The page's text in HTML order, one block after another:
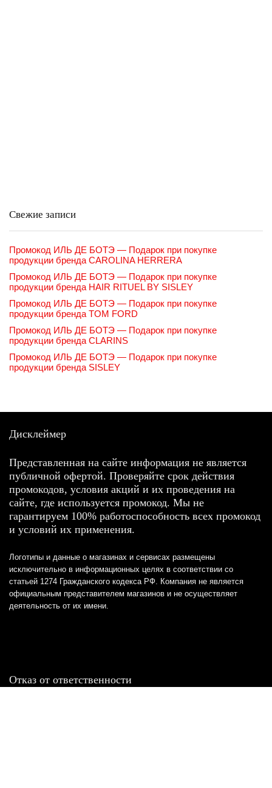
Свежие записи
Промокод ИЛЬ ДЕ БОТЭ — Подарок при покупке
продукции бренда CAROLINA HERRERA
Промокод ИЛЬ ДЕ БОТЭ — Подарок при покупке
продукции бренда HAIR RITUEL BY SISLEY
Промокод ИЛЬ ДЕ БОТЭ — Подарок при покупке
продукции бренда TOM FORD
Промокод ИЛЬ ДЕ БОТЭ — Подарок при покупке
продукции бренда CLARINS
Промокод ИЛЬ ДЕ БОТЭ — Подарок при покупке
продукции бренда SISLEY
Дисклеймер
Представленная на сайте информация не является
публичной офертой. Проверяйте срок действия
промокодов, условия акций и их проведения на
сайте, где используется промокод. Мы не
гарантируем 100% работоспособность всех промокод
и условий их применения.
Логотипы и данные о магазинах и сервисах размещены
исключительно в информационных целях в соответствии со
статьей 1274 Гражданского кодекса РФ. Компания не является
официальным представителем магазинов и не осуществляет
деятельность от их имени.
Отказ от ответственности